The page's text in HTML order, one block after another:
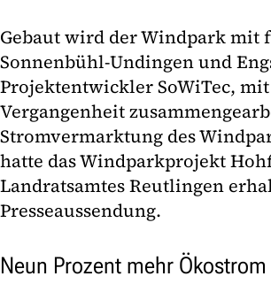
Gebaut wird der Windpark mit
Sonnenbühl-Undingen und
Projektentwickler SoWiTec,
Vergangenheit
Stromvermarktung des
hatte das Windparkprojekt
Landratsamtes Reutlingen
Presseaussendung.
Neun Prozent mehr Ökostrom